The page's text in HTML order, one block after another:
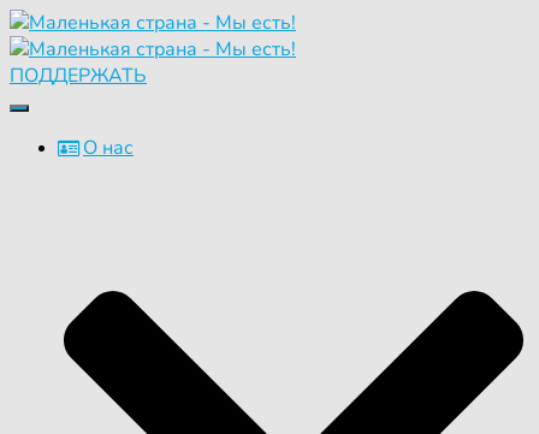
ПОДДЕРЖАТЬ
Переключить
навигациюО нас